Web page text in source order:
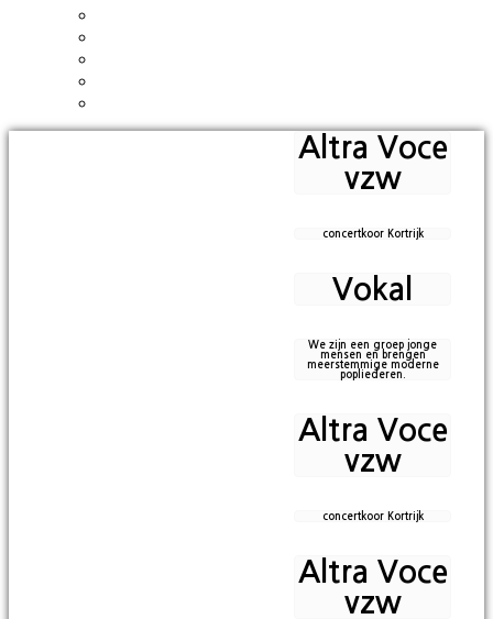
Altra Voce
vzw
concertkoor Kortrijk
Vokal
We zijn een groep jonge
mensen en brengen
meerstemmige moderne
popliederen.
Altra Voce
vzw
concertkoor Kortrijk
Altra Voce
vzw